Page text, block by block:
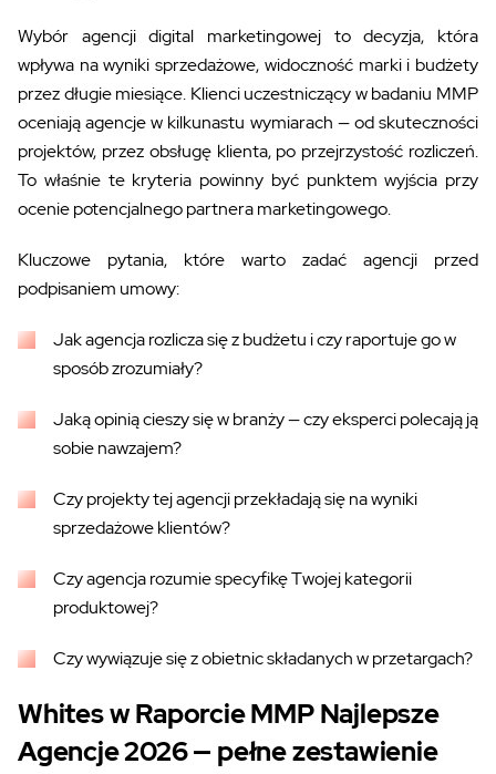
Wybór agencji digital marketingowej to decyzja, która
wpływa na wyniki sprzedażowe, widoczność marki i budżety
przez długie miesiące. Klienci uczestniczący w badaniu MMP
oceniają agencje w kilkunastu wymiarach — od skuteczności
projektów, przez obsługę klienta, po przejrzystość rozliczeń.
To właśnie te kryteria powinny być punktem wyjścia przy
ocenie potencjalnego partnera marketingowego.
Kluczowe pytania, które warto zadać agencji przed
podpisaniem umowy:
Jak agencja rozlicza się z budżetu i czy raportuje go w
sposób zrozumiały?
Jaką opinią cieszy się w branży — czy eksperci polecają ją
sobie nawzajem?
Czy projekty tej agencji przekładają się na wyniki
sprzedażowe klientów?
Czy agencja rozumie specyfikę Twojej kategorii
produktowej?
Czy wywiązuje się z obietnic składanych w przetargach?
Whites w Raporcie MMP Najlepsze
Agencje 2026 — pełne zestawienie